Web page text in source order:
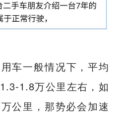
车一般情况下，平均
1.8万公里左右，如
公里，那势必会加速